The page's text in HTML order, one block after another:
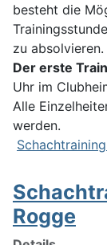
besteht die
zu absolvieren.
Der erste
Uhr im
Alle
werden.
Rogge